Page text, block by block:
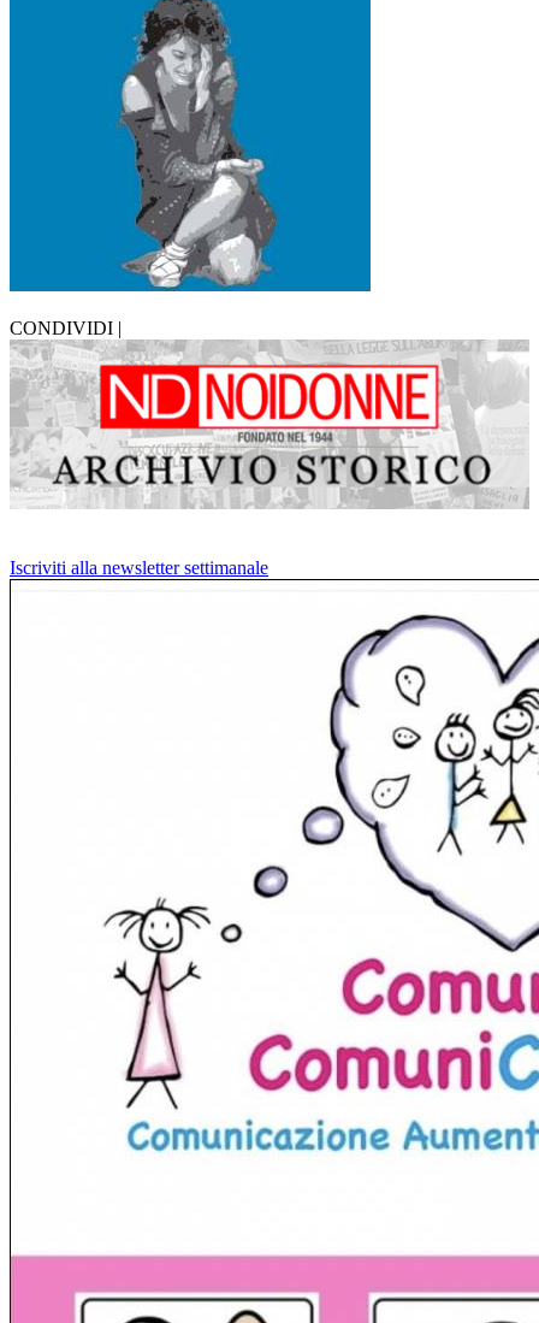
CONDIVIDI |
Iscriviti alla newsletter settimanale